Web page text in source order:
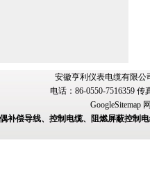
安徽亨利仪表电缆有限公
电话：86-0550-7516359 传
GoogleSitemap
补偿导线、控制电缆、阻燃屏蔽控制